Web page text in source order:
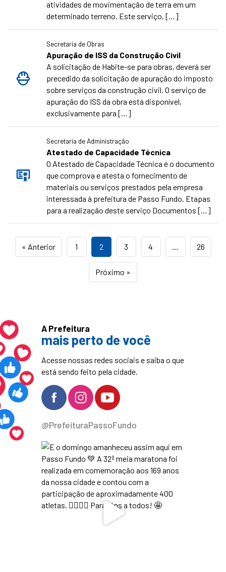
atividades de movimentação de terra em um
determinado terreno. Este serviço, […]
Secretaria de Obras
Apuração de ISS da Construção Civil
A solicitação de Habite-se para obras, deverá ser
precedido da solicitação de apuração do imposto
sobre serviços da construção civil. O serviço de
apuração do ISS da obra está disponível,
exclusivamente para […]
Secretaria de Administração
Atestado de Capacidade Técnica
O Atestado de Capacidade Técnica é o documento
que comprova e atesta o fornecimento de
materiais ou serviços prestados pela empresa
interessada à prefeitura de Passo Fundo. Etapas
para a realização deste serviço Documentos […]
« Anterior 1 2 3 4 … 26
Próximo »
A Prefeitura
mais perto de você
Acesse nossas redes sociais e saiba o que
está sendo feito pela cidade.
@PrefeituraPassoFundo